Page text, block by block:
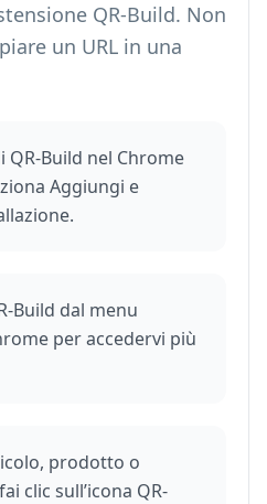
QR-Build. Non
un URL in una
QR-Build nel Chrome
Aggiungi e
Build dal menu
per accedervi più
prodotto o
clic sull’icona QR-